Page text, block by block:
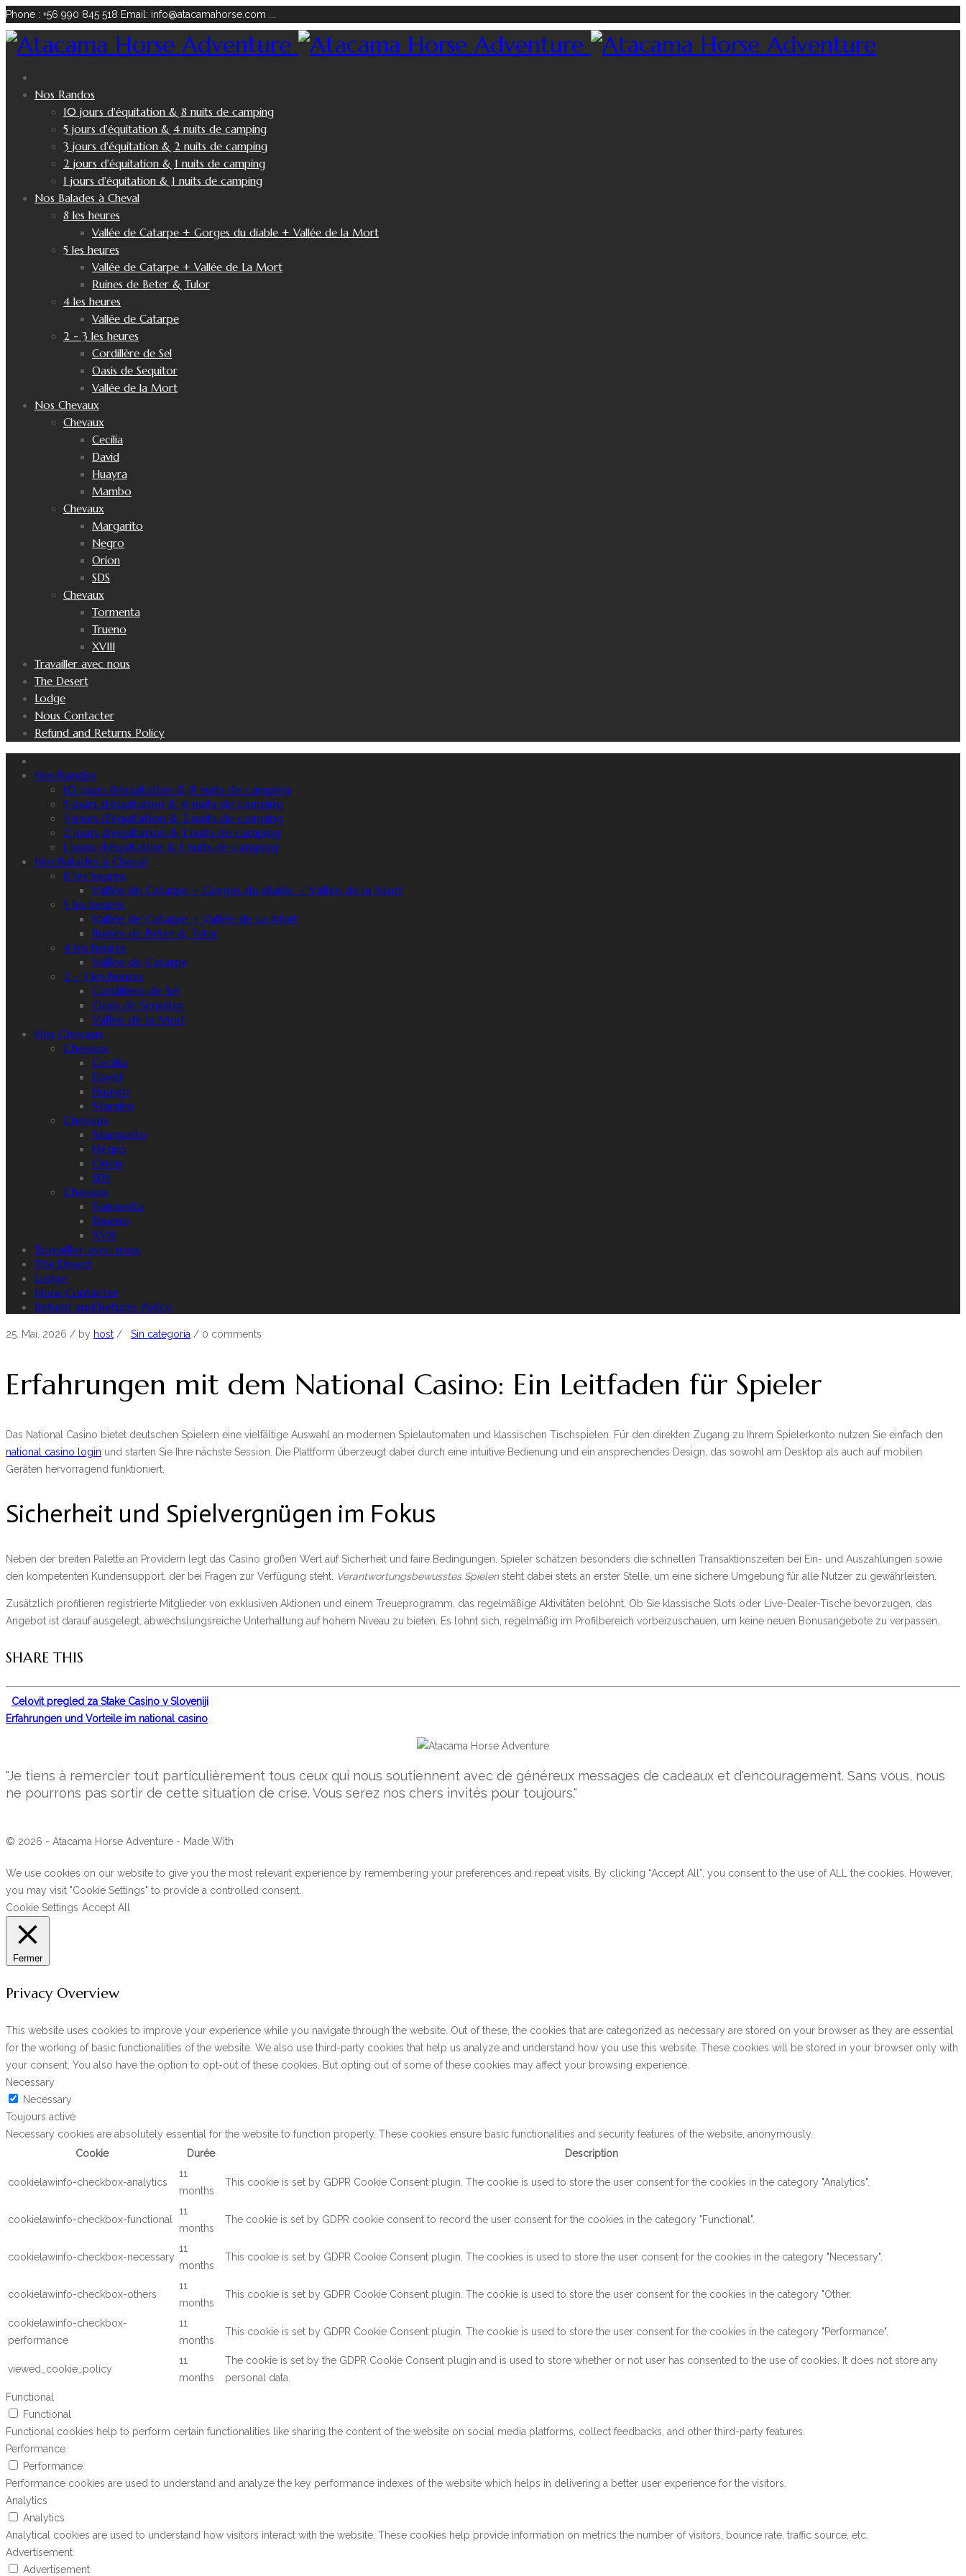
Phone : +56 990 845 518 Email: info@atacamahorse.com
Nos Randos
10 jours d'équitation & 8 nuits de camping
5 jours d'équitation & 4 nuits de camping
3 jours d'équitation & 2 nuits de camping
2 jours d'équitation & 1 nuits de camping
1 jours d'équitation & 1 nuits de camping
Nos Balades à Cheval
8 les heures
Vallée de Catarpe + Gorges du diable + Vallée de la Mort
5 les heures
Vallée de Catarpe + Vallée de La Mort
Ruines de Beter & Tulor
4 les heures
Vallée de Catarpe
2 - 3 les heures
Cordillère de Sel
Oasis de Sequitor
Vallée de la Mort
Nos Chevaux
Chevaux
Cecilia
David
Huayra
Mambo
Chevaux
Margarito
Negro
Orion
SDS
Chevaux
Tormenta
Trueno
XVIII
Travailler avec nous
The Desert
Lodge
Nous Contacter
Refund and Returns Policy
Nos Randos
10 jours d'équitation & 8 nuits de camping
5 jours d'équitation & 4 nuits de camping
3 jours d'équitation & 2 nuits de camping
2 jours d'équitation & 1 nuits de camping
1 jours d'équitation & 1 nuits de camping
Nos Balades à Cheval
8 les heures
Vallée de Catarpe + Gorges du diable + Vallée de la Mort
5 les heures
Vallée de Catarpe + Vallée de La Mort
Ruines de Beter & Tulor
4 les heures
Vallée de Catarpe
2 - 3 les heures
Cordillère de Sel
Oasis de Sequitor
Vallée de la Mort
Nos Chevaux
Chevaux
Cecilia
David
Huayra
Mambo
Chevaux
Margarito
Negro
Orion
SDS
Chevaux
Tormenta
Trueno
XVIII
Travailler avec nous
The Desert
Lodge
Nous Contacter
Refund and Returns Policy
25. Mai. 2026 / by host / Sin categoría / 0 comments
Erfahrungen mit dem National Casino: Ein Leitfaden für Spieler
Das National Casino bietet deutschen Spielern eine vielfältige Auswahl an modernen Spielautomaten und klassischen Tischspielen. Für den direkten Zugang zu Ihrem Spielerkonto nutzen Sie einfach den
national casino login und starten Sie Ihre nächste Session. Die Plattform überzeugt dabei durch eine intuitive Bedienung und ein ansprechendes Design, das sowohl am Desktop als auch auf mobilen
Geräten hervorragend funktioniert.
Sicherheit und Spielvergnügen im Fokus
Neben der breiten Palette an Providern legt das Casino großen Wert auf Sicherheit und faire Bedingungen. Spieler schätzen besonders die schnellen Transaktionszeiten bei Ein- und Auszahlungen sowie
den kompetenten Kundensupport, der bei Fragen zur Verfügung steht. Verantwortungsbewusstes Spielensteht dabei stets an erster Stelle, um eine sichere Umgebung für alle Nutzer zu gewährleisten.
Zusätzlich profitieren registrierte Mitglieder von exklusiven Aktionen und einem Treueprogramm, das regelmäßige Aktivitäten belohnt. Ob Sie klassische Slots oder Live-Dealer-Tische bevorzugen, das
Angebot ist darauf ausgelegt, abwechslungsreiche Unterhaltung auf hohem Niveau zu bieten. Es lohnt sich, regelmäßig im Profilbereich vorbeizuschauen, um keine neuen Bonusangebote zu verpassen.
SHARE THIS
Celovit pregled za Stake Casino v Sloveniji
Erfahrungen und Vorteile im national casino
"Je tiens à remercier tout particulièrement tous ceux qui nous soutiennent avec de généreux messages de cadeaux et d'encouragement. Sans vous, nous
ne pourrons pas sortir de cette situation de crise. Vous serez nos chers invités pour toujours."
© 2026 - Atacama Horse Adventure - Made With
We use cookies on our website to give you the most relevant experience by remembering your preferences and repeat visits. By clicking “Accept All”, you consent to the use of ALL the cookies. However,
you may visit "Cookie Settings" to provide a controlled consent.
Cookie Settings Accept All
Fermer
Privacy Overview
This website uses cookies to improve your experience while you navigate through the website. Out of these, the cookies that are categorized as necessary are stored on your browser as they are essential
for the working of basic functionalities of the website. We also use third-party cookies that help us analyze and understand how you use this website. These cookies will be stored in your browser only with
your consent. You also have the option to opt-out of these cookies. But opting out of some of these cookies may affect your browsing experience.
Necessary
Necessary
Toujours activé
Necessary cookies are absolutely essential for the website to function properly. These cookies ensure basic functionalities and security features of the website, anonymously.
Cookie
Durée Description
cookielawinfo-checkbox-analytics
11
months
This cookie is set by GDPR Cookie Consent plugin. The cookie is used to store the user consent for the cookies in the category "Analytics".
cookielawinfo-checkbox-functional
11
months
The cookie is set by GDPR cookie consent to record the user consent for the cookies in the category "Functional".
cookielawinfo-checkbox-necessary
11
months
This cookie is set by GDPR Cookie Consent plugin. The cookies is used to store the user consent for the cookies in the category "Necessary".
cookielawinfo-checkbox-others
11
months
This cookie is set by GDPR Cookie Consent plugin. The cookie is used to store the user consent for the cookies in the category "Other.
cookielawinfo-checkbox-
performance
11
months
This cookie is set by GDPR Cookie Consent plugin. The cookie is used to store the user consent for the cookies in the category "Performance".
viewed_cookie_policy
11
months
The cookie is set by the GDPR Cookie Consent plugin and is used to store whether or not user has consented to the use of cookies. It does not store any
personal data.
Functional
Functional
Functional cookies help to perform certain functionalities like sharing the content of the website on social media platforms, collect feedbacks, and other third-party features.
Performance
Performance
Performance cookies are used to understand and analyze the key performance indexes of the website which helps in delivering a better user experience for the visitors.
Analytics
Analytics
Analytical cookies are used to understand how visitors interact with the website. These cookies help provide information on metrics the number of visitors, bounce rate, traffic source, etc.
Advertisement
Advertisement